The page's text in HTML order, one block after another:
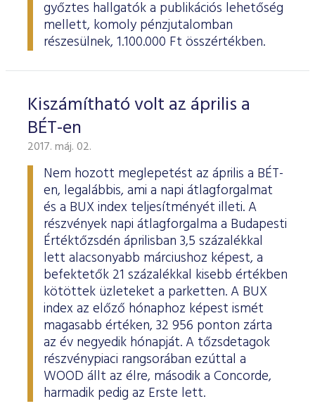
győztes hallgatók a publikációs lehetőség
mellett, komoly pénzjutalomban
részesülnek, 1.100.000 Ft összértékben.
Kiszámítható volt az április a
BÉT-en
2017. máj. 02.
Nem hozott meglepetést az április a BÉT-
en, legalábbis, ami a napi átlagforgalmat
és a BUX index teljesítményét illeti. A
részvények napi átlagforgalma a Budapesti
Értéktőzsdén áprilisban 3,5 százalékkal
lett alacsonyabb márciushoz képest, a
befektetők 21 százalékkal kisebb értékben
kötöttek üzleteket a parketten. A BUX
index az előző hónaphoz képest ismét
magasabb értéken, 32 956 ponton zárta
az év negyedik hónapját. A tőzsdetagok
részvénypiaci rangsorában ezúttal a
WOOD állt az élre, második a Concorde,
harmadik pedig az Erste lett.